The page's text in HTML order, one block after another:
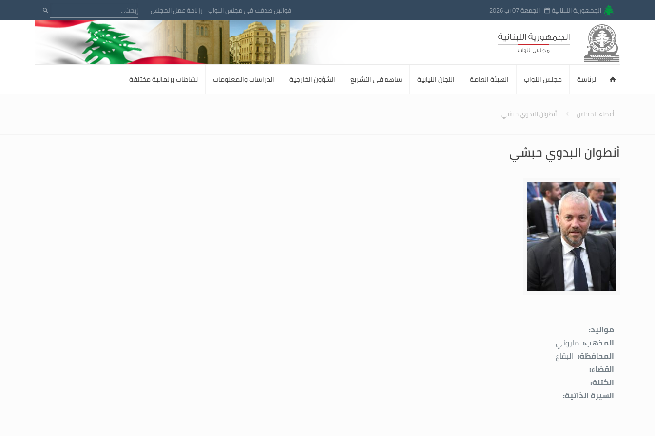
الجمهورية اللبنانية الجمعة 07 آب 2026 قوانين صدقت في مجلس النواب رزنامة عمل المجلس
الرئاسة مجلس النواب الهيئة العامة اللجان النيابية ساهم في التشريع الشؤون الخارجية الدراسات والمعلومات نشاطات برلمانية مختلفة
أعضاء المجلس أنطوان البدوي حبشي
أنطوان البدوي حبشي
مواليد:
المذهب: ماروني
المحافظة: البقاع
القضاء:
الكتلة:
السيرة الذاتية: